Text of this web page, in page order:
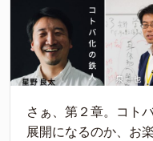
さぁ、第２章。コト
展開になるのか、お